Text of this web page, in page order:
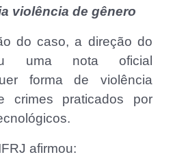
violência de gênero
do caso, a direção do
uma nota oficial
forma de violência
crimes praticados por
afirmou: